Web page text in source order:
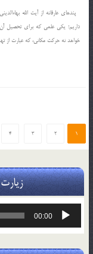
پندهای عارفانه از آیت الله
داریم؛ یکی علمی که برای تحصیل
خواهد نه حرکت مکانی، که عبارت از
1
2
3
4
پخش‌کننده
00:00